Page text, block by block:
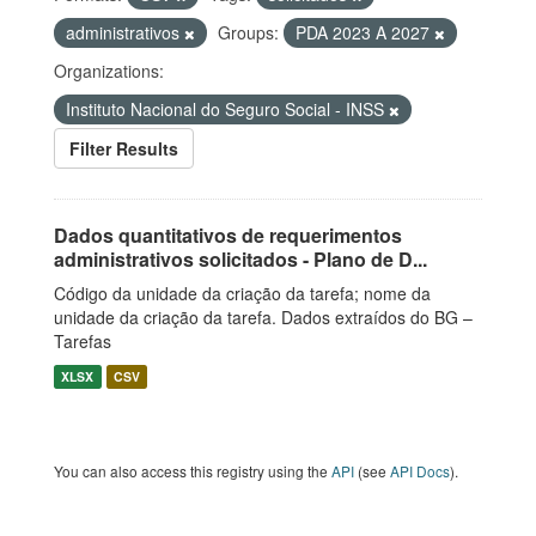
administrativos
Groups:
PDA 2023 A 2027
Organizations:
Instituto Nacional do Seguro Social - INSS
Filter Results
Dados quantitativos de requerimentos
administrativos solicitados - Plano de D...
Código da unidade da criação da tarefa; nome da
unidade da criação da tarefa. Dados extraídos do BG –
Tarefas
XLSX CSV
You can also access this registry using the API (see API Docs).